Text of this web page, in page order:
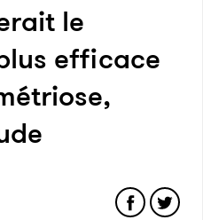
le
efficace